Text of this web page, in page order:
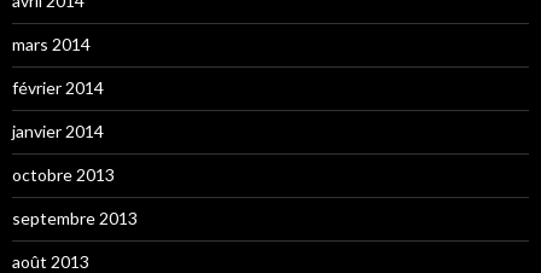
mars 2014
février 2014
janvier 2014
octobre 2013
septembre 2013
août 2013